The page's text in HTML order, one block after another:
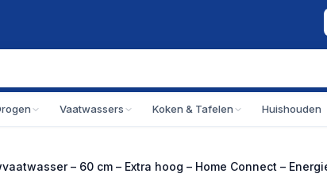
Vaatwassers Koken & Tafelen Huishouden
– 60 cm – Extra hoog – Home Connect –